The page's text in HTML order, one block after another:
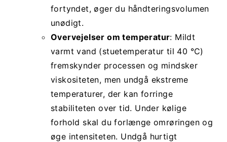
fortyndet, øger du håndteringsvolumen
unødigt.
Overvejelser om temperatur: Mildt
varmt vand (stuetemperatur til 40 °C)
fremskynder processen og mindsker
viskositeten, men undgå ekstreme
temperaturer, der kan forringe
stabiliteten over tid. Under kølige
forhold skal du forlænge omrøringen og
øge intensiteten. Undgå hurtigt